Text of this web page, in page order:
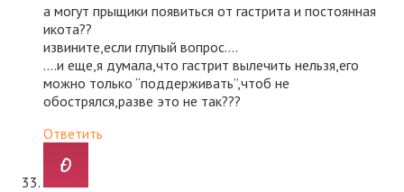
а могут прыщики появиться от гастрита и постоянная
икота??
извините,если глупый вопрос….
….и еще,я думала,что гастрит вылечить нельзя,его
можно только “поддерживать”,чтоб не
обострялся,разве это не так???
Ответить